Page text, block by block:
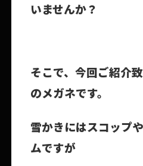
いませんか？
そこで、今回ご紹介
のメガネです。
雪かきにはスコップ
ムですが